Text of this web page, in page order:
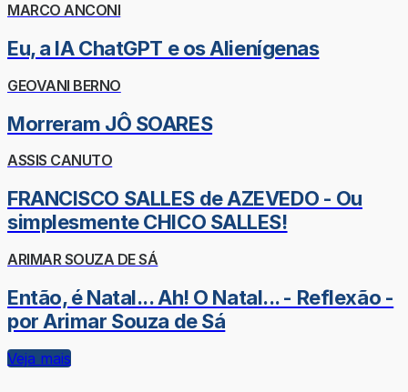
MARCO ANCONI
Eu, a IA ChatGPT e os Alienígenas
GEOVANI BERNO
Morreram JÔ SOARES
ASSIS CANUTO
FRANCISCO SALLES de AZEVEDO - Ou
simplesmente CHICO SALLES!
ARIMAR SOUZA DE SÁ
Então, é Natal... Ah! O Natal... - Reflexão -
por Arimar Souza de Sá
Veja mais